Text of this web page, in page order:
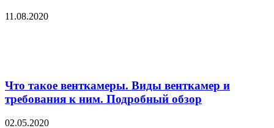
11.08.2020
Что такое венткамеры. Виды венткамер и
требования к ним. Подробный обзор
02.05.2020